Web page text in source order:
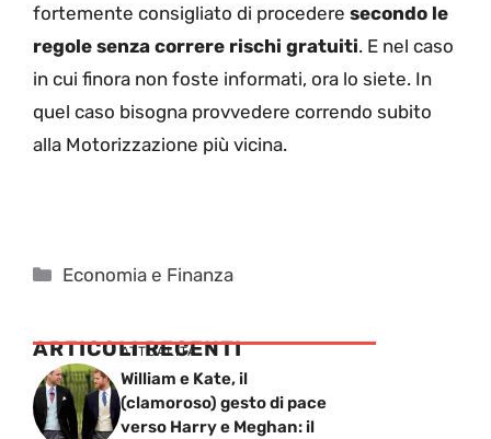
fortemente consigliato di procedere secondo le
regole senza correre rischi gratuiti. E nel caso
in cui finora non foste informati, ora lo siete. In
quel caso bisogna provvedere correndo subito
alla Motorizzazione più vicina.
Categorie
Economia e Finanza
ARTICOLI RECENTI
ATTUALITÁ
William e Kate, il
(clamoroso) gesto di pace
verso Harry e Meghan: il